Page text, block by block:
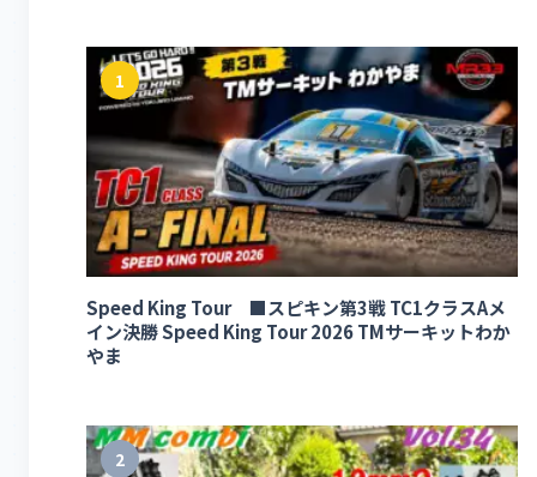
1
Speed King Tour ■スピキン第3戦 TC1クラスAメ
イン決勝 Speed King Tour 2026 TMサーキットわか
やま
2